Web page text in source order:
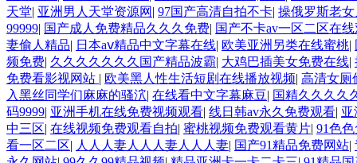
天堂| 亚洲男人天堂资源网 | 97国产高清自拍不卡| 操俄罗斯老
99999| 国产成人免费精品久久久免费| 国产不卡av一区二区在
妻偷人精品| 日本aⅴ精品中文字幕在线| 欧美亚洲另类在线蜜桃|
频免费| 久久久久久久久国产精品波霸| 大鸡巴插美女免费在线|
免费看影视网站 | 欧美黑人性生活短剧在线播放视频| 高清女厕
入黑丝同学们麻麻的骚泬| 在线看中文字幕麻豆| 国精久久久久
码9999| 亚洲手机在线免费视频观看| 线日韩av永久免费观看| 亚
中三区| 在线视频免费观看自拍| 蜜桃视频免费观看黄片| 91色
看一区二区| 人人人妻人人人妻人人人妻| 国产91精品免费网站|